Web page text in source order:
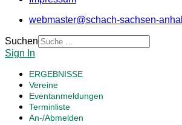
webmaster@schach-sachsen-
Suchen
Sign In
ERGEBNISSE
Vereine
Eventanmeldungen
Terminliste
An-/Abmelden